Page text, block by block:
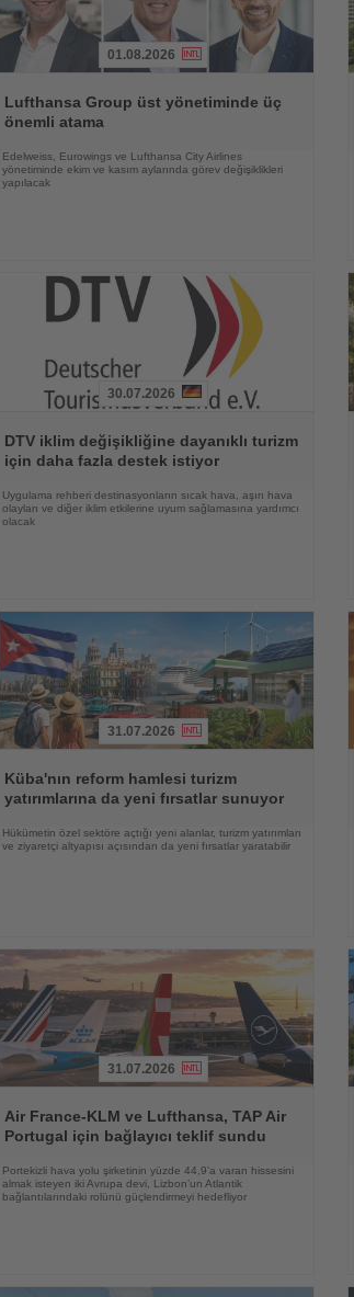
Oku
01.08.2026
Lufthansa Group üst yönetiminde üç
önemli atama
Edelweiss, Eurowings ve Lufthansa City Airlines
yönetiminde ekim ve kasım aylarında görev değişiklikleri
yapılacak
Oku
30.07.2026
DTV iklim değişikliğine dayanıklı turizm
için daha fazla destek istiyor
Uygulama rehberi destinasyonların sıcak hava, aşırı hava
olayları ve diğer iklim etkilerine uyum sağlamasına yardımcı
olacak
Oku
31.07.2026
Küba'nın reform hamlesi turizm
yatırımlarına da yeni fırsatlar sunuyor
Hükümetin özel sektöre açtığı yeni alanlar, turizm yatırımları
ve ziyaretçi altyapısı açısından da yeni fırsatlar yaratabilir
Oku
31.07.2026
Air France-KLM ve Lufthansa, TAP Air
Portugal için bağlayıcı teklif sundu
Portekizli hava yolu şirketinin yüzde 44,9’a varan hissesini
almak isteyen iki Avrupa devi, Lizbon’un Atlantik
bağlantılarındaki rolünü güçlendirmeyi hedefliyor